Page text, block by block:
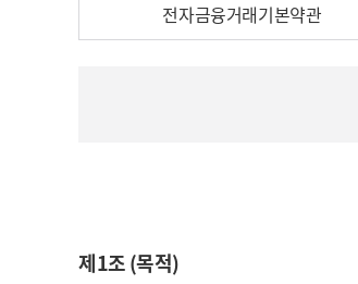
전자금융거래기본약관
제1조 (목적)